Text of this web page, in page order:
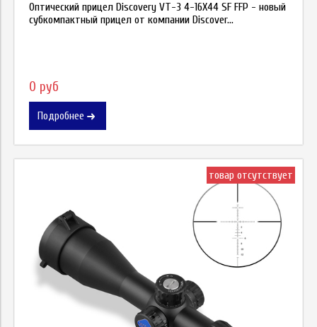
Оптический прицел Discovery VT-3 4-16X44 SF FFP - новый
субкомпактный прицел от компании Discover...
0 руб
Подробнее
товар отсутствует